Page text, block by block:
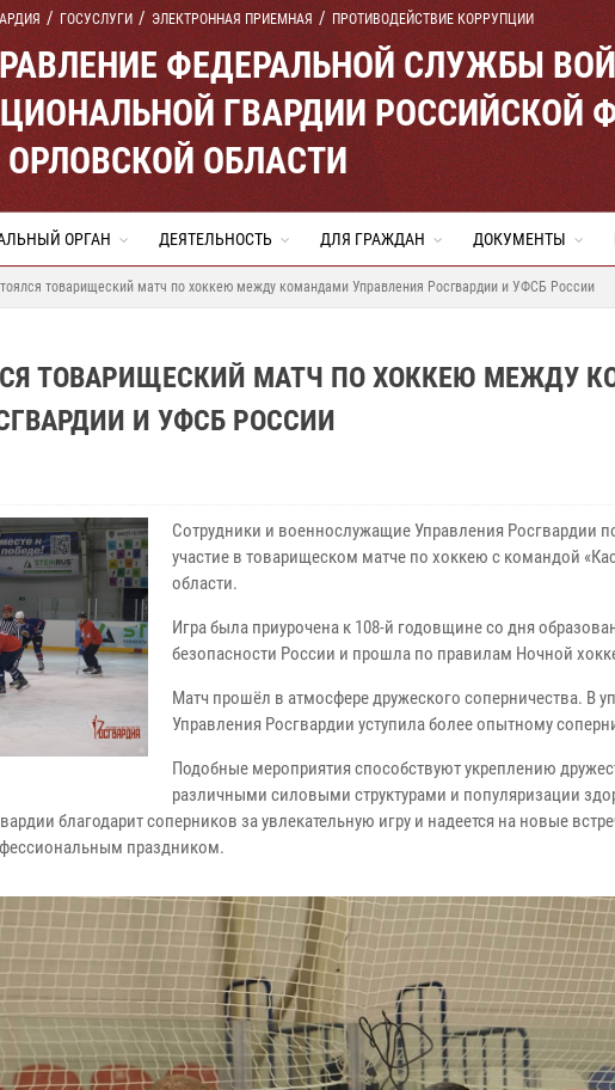
ГОСУСЛУГИ ЭЛЕКТРОННАЯ ПРИЕМНАЯ ПРОТИВОДЕЙСТВИЕ КОРРУПЦИИ
ФЕДЕРАЛЬНОЙ СЛУЖБЫ
ГВАРДИИ РОССИЙСКОЙ
ОБЛАСТИ
ОРГАН ДЕЯТЕЛЬНОСТЬ ДЛЯ ГРАЖДАН ДОКУМЕНТЫ
товарищеский матч по хоккею между командами Управления Росгвардии и УФСБ России
ТОВАРИЩЕСКИЙ МАТЧ ПО ХОККЕЮ МЕЖДУ
И УФСБ РОССИИ
Сотрудники и военнослужащие Управления Росгвардии
участие в товарищеском матче по хоккею с командой
области.
Игра была приурочена к 108-й годовщине со дня
безопасности России и прошла по правилам Ночной
Матч прошёл в атмосфере дружеского соперничества. В
Управления Росгвардии уступила более опытному
Подобные мероприятия способствуют укреплению
различными силовыми структурами и популяризации
благодарит соперников за увлекательную игру и надеется на новые
праздником.